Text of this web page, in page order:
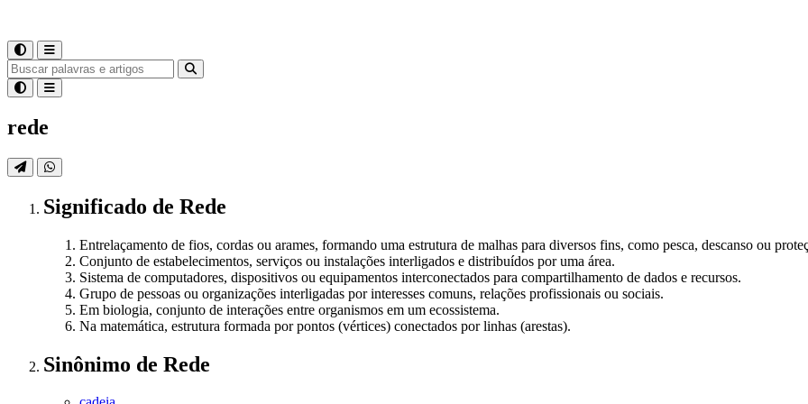
rede
Significado de Rede
Entrelaçamento de fios, cordas ou arames, formando uma estrutura de malhas para diversos fins, como pesca, descanso ou
Conjunto de estabelecimentos, serviços ou instalações interligados e distribuídos por uma área.
Sistema de computadores, dispositivos ou equipamentos interconectados para compartilhamento de dados e recursos.
Grupo de pessoas ou organizações interligadas por interesses comuns, relações profissionais ou sociais.
Em biologia, conjunto de interações entre organismos em um ecossistema.
Na matemática, estrutura formada por pontos (vértices) conectados por linhas (arestas).
Sinônimo de Rede